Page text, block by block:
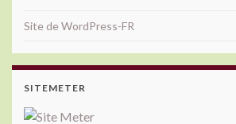
Site de WordPress-FR
SITEMETER